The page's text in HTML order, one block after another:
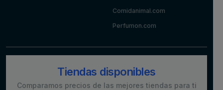
Comidanimal.com
Perfumon.com
Tiendas disponibles
Comparamos precios de las mejores tiendas para ti